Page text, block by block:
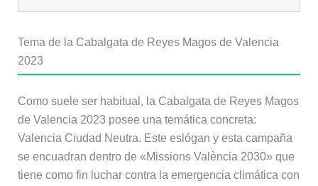
Tema de la Cabalgata de Reyes Magos de Valencia
2023
Como suele ser habitual, la Cabalgata de Reyes Magos
de Valencia 2023 posee una temática concreta:
Valencia Ciudad Neutra. Este eslógan y esta campaña
se encuadran dentro de «Missions València 2030» que
tiene como fin luchar contra la emergencia climática con